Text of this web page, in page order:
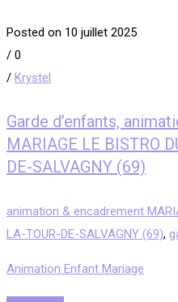
Posted on 10 juillet 2025
/ 0
/ Krystel
Garde d’enfants,
MARIAGE LE BISTRO
DE-SALVAGNY (69)
animation & encadrement
LA-TOUR-DE-SALVAGNY (69),
Animation Enfant Mariage